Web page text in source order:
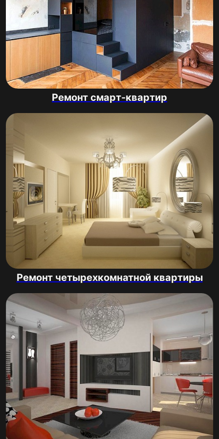
Ремонт смарт-квартир
Ремонт четырехкомнатной квартиры